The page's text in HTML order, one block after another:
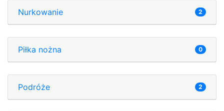
Nurkowanie 2
Piłka nożna 0
Podróże 2